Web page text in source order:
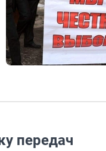
передач